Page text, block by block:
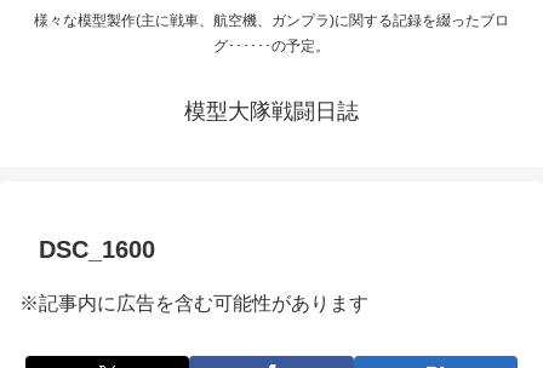
様々な模型製作(主に戦車、航空機、ガンプラ)に関する記録を綴ったブロ
グ･･････の予定。
模型大隊戦闘日誌
DSC_1600
※記事内に広告を含む可能性があります